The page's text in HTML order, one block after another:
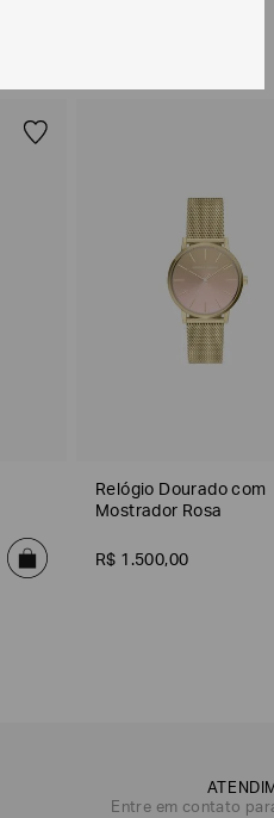
Relógio Dourado com
Mostrador Rosa
R$ 1 .500,00
Entre em contato